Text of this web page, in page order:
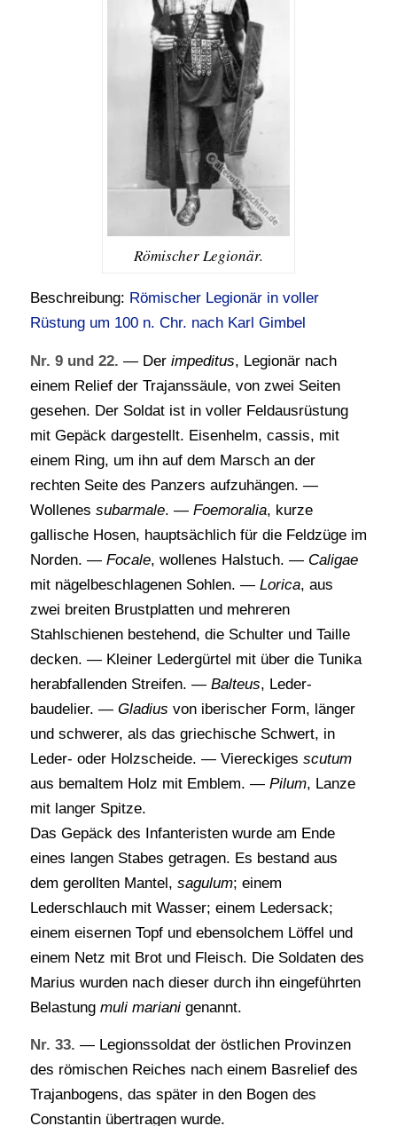
Römischer Legionär.
Beschreibung: Römischer Legionär in voller
Rüstung um 100 n. Chr. nach Karl Gimbel
Nr. 9 und 22. — Der impeditus, Legionär nach
einem Relief der Trajanssäule, von zwei Seiten
gesehen. Der Soldat ist in voller Feldausrüstung
mit Gepäck dargestellt. Eisenhelm, cassis, mit
einem Ring, um ihn auf dem Marsch an der
rechten Seite des Panzers aufzuhängen. —
Wollenes subarmale. — Foemoralia, kurze
gallische Hosen, hauptsächlich für die Feldzüge im
Norden. — Focale, wollenes Halstuch. — Caligae
mit nägelbeschlagenen Sohlen. — Lorica, aus
zwei breiten Brustplatten und mehreren
Stahlschienen bestehend, die Schulter und Taille
decken. — Kleiner Ledergürtel mit über die Tunika
herabfallenden Streifen. — Balteus, Leder-
baudelier. — Gladius von iberischer Form, länger
und schwerer, als das griechische Schwert, in
Leder- oder Holzscheide. — Viereckiges scutum
aus bemaltem Holz mit Emblem. — Pilum, Lanze
mit langer Spitze.
Das Gepäck des Infanteristen wurde am Ende
eines langen Stabes getragen. Es bestand aus
dem gerollten Mantel, sagulum; einem
Lederschlauch mit Wasser; einem Ledersack;
einem eisernen Topf und ebensolchem Löffel und
einem Netz mit Brot und Fleisch. Die Soldaten des
Marius wurden nach dieser durch ihn eingeführten
Belastung muli marianigenannt.
Nr. 33. — Legionssoldat der östlichen Provinzen
des römischen Reiches nach einem Basrelief des
Trajanbogens, das später in den Bogen des
Constantin übertragen wurde.